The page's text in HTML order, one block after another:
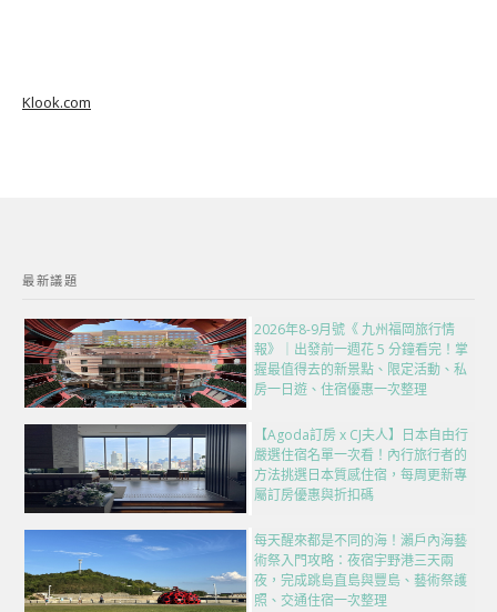
Klook.com
最新議題
2026年8-9月號《 九州福岡旅行情
報》｜出發前一週花 5 分鐘看完！掌
握最值得去的新景點、限定活動、私
房一日遊、住宿優惠一次整理
【Agoda訂房 x CJ夫人】日本自由行
嚴選住宿名單一次看！內行旅行者的
方法挑選日本質感住宿，每周更新專
屬訂房優惠與折扣碼
每天醒來都是不同的海！瀨戶內海藝
術祭入門攻略：夜宿宇野港三天兩
夜，完成跳島直島與豐島、藝術祭護
照、交通住宿一次整理